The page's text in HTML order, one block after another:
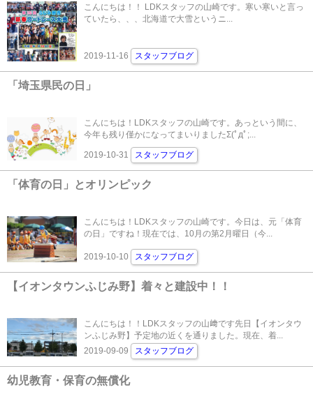
こんにちは！！ LDKスタッフの山崎です。寒い寒いと言っ
ていたら、、、北海道で大雪というニ...
2019-11-16 スタッフブログ
「埼玉県民の日」
こんにちは！LDKスタッフの山崎です。あっという間に、
今年も残り僅かになってまいりましたΣ(ﾟдﾟ;...
2019-10-31 スタッフブログ
「体育の日」とオリンピック
こんにちは！LDKスタッフの山崎です。今日は、元「体育
の日」ですね！現在では、10月の第2月曜日（今...
2019-10-10 スタッフブログ
【イオンタウンふじみ野】着々と建設中！！
こんにちは！！LDKスタッフの山﨑です先日【イオンタウ
ンふじみ野】予定地の近くを通りました。現在、着...
2019-09-09
スタッフブログ
幼児教育・保育の無償化